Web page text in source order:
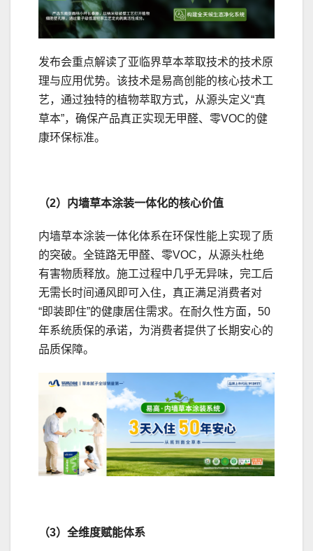
发布会重点解读了亚临界草本萃取技术的技术原
理与应用优势。该技术是易高创能的核心技术工
艺，通过独特的植物萃取方式，从源头定义“真
草本”，确保产品真正实现无甲醛、零VOC的健
康环保标准。
（2）内墙草本涂装一体化的核心价值
内墙草本涂装一体化体系在环保性能上实现了质
的突破。全链路无甲醛、零VOC，从源头杜绝
有害物质释放。施工过程中几乎无异味，完工后
无需长时间通风即可入住，真正满足消费者对
“即装即住”的健康居住需求。在耐久性方面，50
年系统质保的承诺，为消费者提供了长期安心的
品质保障。
（3）全维度赋能体系